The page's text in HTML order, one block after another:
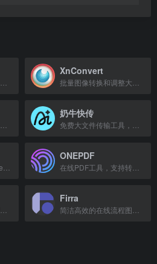
XnConvert
奶牛快传
ONEPDF
Firra